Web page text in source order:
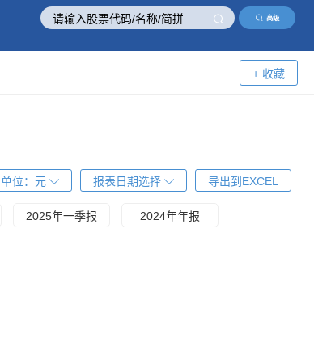
高级
+ 收藏
导出到EXCEL
报表日期选择
单位： 元
2025年一季报 2024年年报